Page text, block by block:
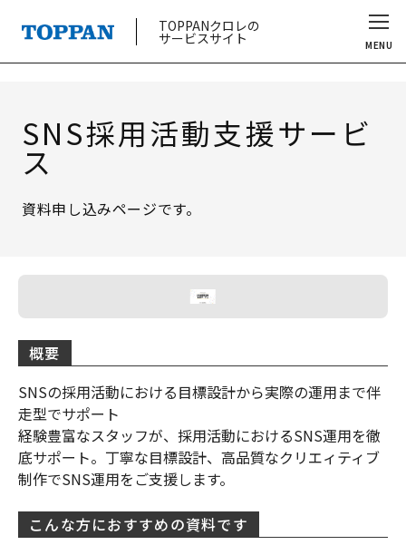
TOPPANクロレの
サービスサイト MENU
SNS採用活動支援サービ
ス
資料申し込みページです。
概要
SNSの採用活動における目標設計から実際の運用まで伴
走型でサポート
経験豊富なスタッフが、採用活動におけるSNS運用を徹
底サポート。丁寧な目標設計、高品質なクリエィティブ
制作でSNS運用をご支援します。
こんな方におすすめの資料です